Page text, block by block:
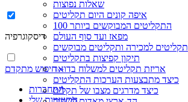
שאלות נפוצות
איפה קונים היום תקליטים
100 התקליטים המבוקשים ביותר
מפאז ועד סוף העולם
תקליטים למכירה ותקליטים מבוקשים
תיקון קפיצות בתקליטים
אריזת תקליטים למשלוח בדואר
כיצד מתבצעות הערכות התקליטים
כיצד מדרגים מצבו של תקליט
דיסקוגרפיה
חיפוש מתקדם »
התחברות
הרשימות שלי